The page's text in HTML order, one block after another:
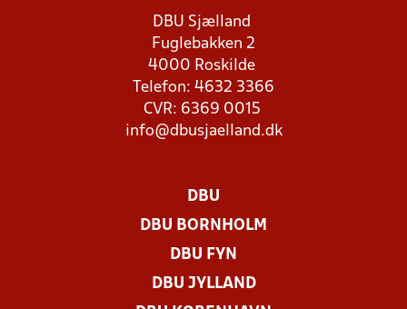
DBU Sjælland
Fuglebakken 2
4000 Roskilde
Telefon: 4632 3366
CVR: 6369 0015
info@dbusjaelland.dk
DBU
DBU BORNHOLM
DBU FYN
DBU JYLLAND